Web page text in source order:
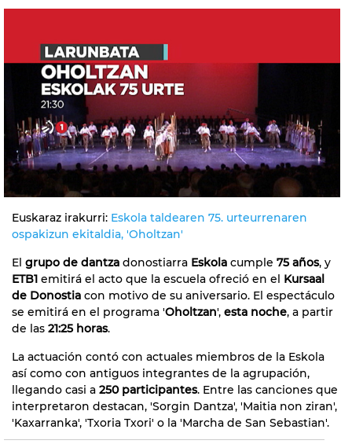
Euskaraz irakurri: Eskola taldearen 75. urteurrenaren
ospakizun ekitaldia, 'Oholtzan'
El grupo de dantza donostiarra Eskola cumple 75 años, y
ETB1 emitirá el acto que la escuela ofreció en el Kursaal
de Donostia con motivo de su aniversario. El espectáculo
se emitirá en el programa 'Oholtzan', esta noche, a partir
de las 21:25 horas.
La actuación contó con actuales miembros de la Eskola
así como con antiguos integrantes de la agrupación,
llegando casi a 250 participantes. Entre las canciones que
interpretaron destacan, 'Sorgin Dantza', 'Maitia non ziran',
'Kaxarranka', 'Txoria Txori' o la 'Marcha de San Sebastian'.